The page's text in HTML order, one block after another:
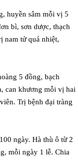
huyền sâm mỗi vị 5
bì, sơn dược, thạch
nam tử quá nhiệt,
5 đồng, bạch
can khương mỗi vị hai
Trị bệnh đại tràng
ngày. Hà thù ô từ 2
mỗi ngày 1 lễ. Chia